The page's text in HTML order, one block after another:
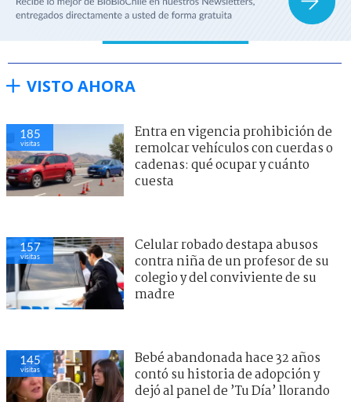
VISTO AHORA
185
visitas
Entra en vigencia prohibición de
remolcar vehículos con cuerdas o
cadenas: qué ocupar y cuánto
cuesta
157
visitas
Celular robado destapa abusos
contra niña de un profesor de su
colegio y del conviviente de su
madre
145
visitas
Bebé abandonada hace 32 años
contó su historia de adopción y
dejó al panel de ’Tu Día’ llorando